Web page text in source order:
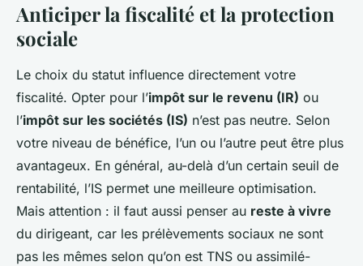
Anticiper la fiscalité et la protection
sociale
Le choix du statut influence directement votre
fiscalité. Opter pour l’impôt sur le revenu (IR) ou
l’impôt sur les sociétés (IS) n’est pas neutre. Selon
votre niveau de bénéfice, l’un ou l’autre peut être plus
avantageux. En général, au-delà d’un certain seuil de
rentabilité, l’IS permet une meilleure optimisation.
Mais attention : il faut aussi penser au reste à vivre
du dirigeant, car les prélèvements sociaux ne sont
pas les mêmes selon qu’on est TNS ou assimilé-